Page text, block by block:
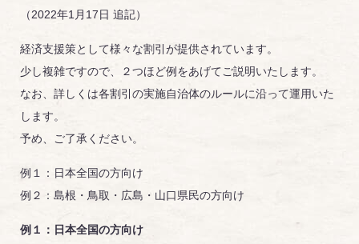
（2022年1月17日 追記）
経済支援策として様々な割引が提供されています。
少し複雑ですので、２つほど例をあげてご説明いたします。
なお、詳しくは各割引の実施自治体のルールに沿って運用いた
します。
予め、ご了承ください。
例１：日本全国の方向け
例２：島根・鳥取・広島・山口県民の方向け
例１：日本全国の方向け